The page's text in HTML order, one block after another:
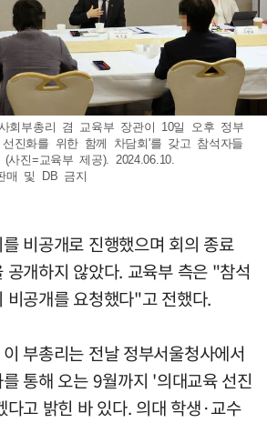
회부총리 겸 교육부 장관이 10일 오후 정부
진화를 위한 함께 차담회'를 갖고 참석자들
진=교육부 제공). 2024.06.10.
매 및 DB 금지
비공개로 진행했으며 회의 종료
공개하지 않았다. 교육부 측은 "참석
비공개를 요청했다"고 전했다.
부총리는 전날 정부서울청사에서
통해 오는 9월까지 '의대교육 선진
다고 밝힌 바 있다. 의대 학생·교수